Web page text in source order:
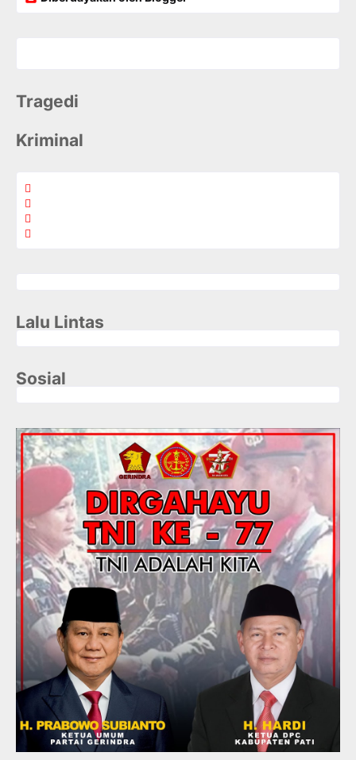
Tragedi
Kriminal
Lalu Lintas
Sosial